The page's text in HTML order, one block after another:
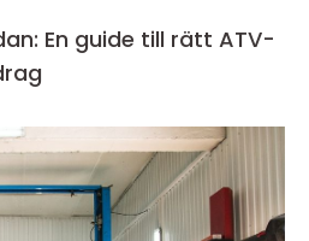
En guide till rätt ATV-